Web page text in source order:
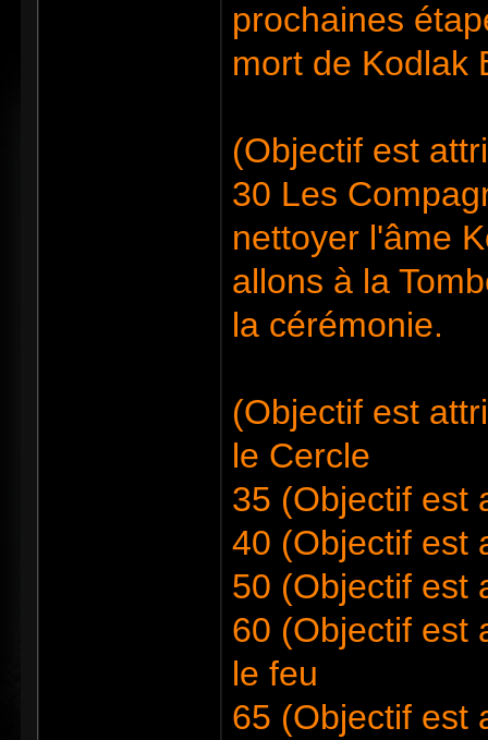
prochaines
mort de Kodlak
(Objectif est
30 Les
nettoyer l'âme
allons à la
la cérémonie.
(Objectif est
le Cercle
35 (Objectif est
40 (Objectif est
50 (Objectif est
60 (Objectif est
le feu
65 (Objectif est